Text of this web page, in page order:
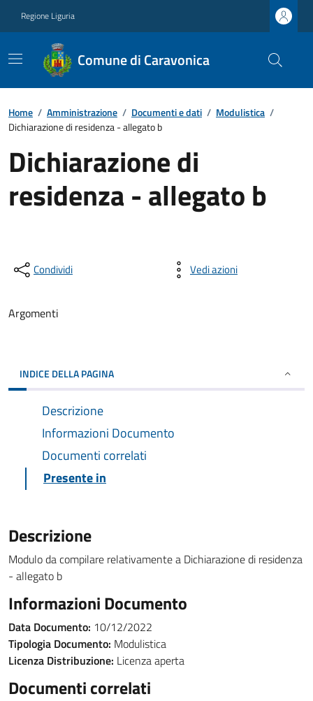
Regione Liguria
Comune di Caravonica
Home / Amministrazione / Documenti e dati / Modulistica /
Dichiarazione di residenza - allegato b
Dichiarazione di
residenza - allegato b
Condividi Vedi azioni
Argomenti
INDICE DELLA PAGINA
Descrizione
Informazioni Documento
Documenti correlati
Presente in
Descrizione
Modulo da compilare relativamente a Dichiarazione di residenza
- allegato b
Informazioni Documento
Data Documento: 10/12/2022
Tipologia Documento: Modulistica
Licenza Distribuzione: Licenza aperta
Documenti correlati